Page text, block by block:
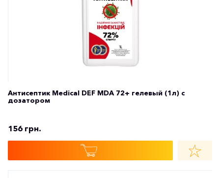
Антисептик Medical DEF MDA 72+ гелевый (1л) с
дозатором
156 грн.